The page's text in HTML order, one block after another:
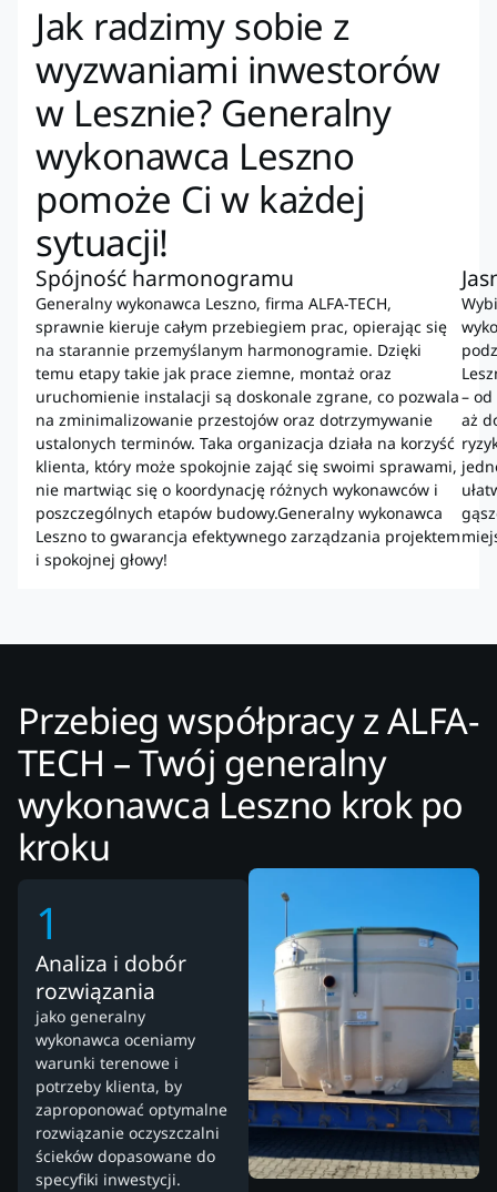
Jak radzimy sobie z
wyzwaniami inwestorów
w Lesznie? Generalny
wykonawca Leszno
pomoże Ci w każdej
sytuacji!
Spójność harmonogramu
Generalny wykonawca Leszno, firma ALFA-TECH,
sprawnie kieruje całym przebiegiem prac, opierając się
na starannie przemyślanym harmonogramie. Dzięki
temu etapy takie jak prace ziemne, montaż oraz
uruchomienie instalacji są doskonale zgrane, co pozwala
na zminimalizowanie przestojów oraz dotrzymywanie
ustalonych terminów. Taka organizacja działa na korzyść
klienta, który może spokojnie zająć się swoimi sprawami,
nie martwiąc się o koordynację różnych wykonawców i
poszczególnych etapów budowy.Generalny wykonawca
Leszno to gwarancja efektywnego zarządzania projektem
i spokojnej głowy!
–
aż
Przebieg współpracy z ALFA-
TECH – Twój generalny
wykonawca Leszno krok po
kroku
1
Analiza i dobór
rozwiązania
jako generalny
wykonawca oceniamy
warunki terenowe i
potrzeby klienta, by
zaproponować optymalne
rozwiązanie oczyszczalni
ścieków dopasowane do
specyfiki inwestycji.